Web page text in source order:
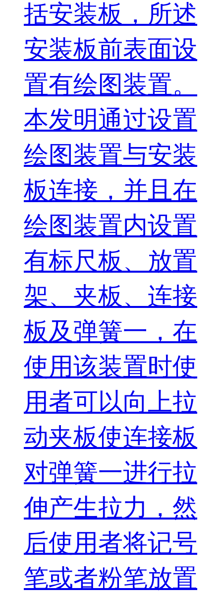
括安装板，所述
安装板前表面设
置有绘图装置。
本发明通过设置
绘图装置与安装
板连接，并且在
绘图装置内设置
有标尺板、放置
架、夹板、连接
板及弹簧一，在
使用该装置时使
用者可以向上拉
动夹板使连接板
对弹簧一进行拉
伸产生拉力，然
后使用者将记号
笔或者粉笔放置